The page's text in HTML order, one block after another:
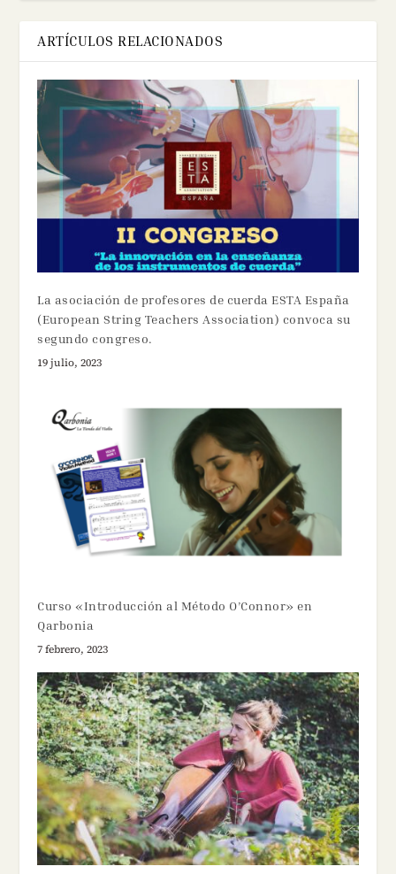
ARTÍCULOS RELACIONADOS
La asociación de profesores de cuerda ESTA España
(European String Teachers Association) convoca su
segundo congreso.
19 julio, 2023
Curso «Introducción al Método O’Connor» en
Qarbonia
7 febrero, 2023